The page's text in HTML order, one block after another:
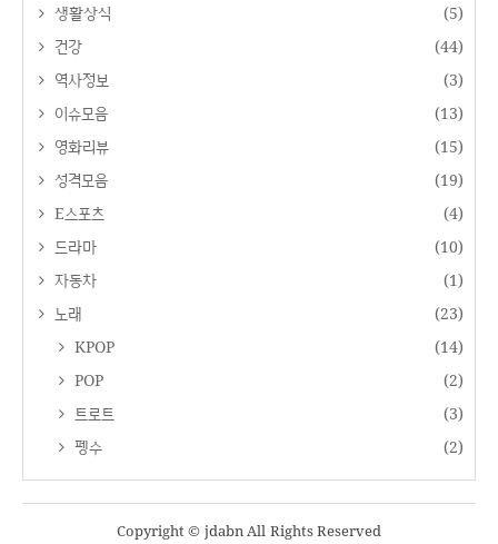
생활상식
(5)
건강
(44)
역사정보
(3)
이슈모음
(13)
영화리뷰
(15)
성격모음
(19)
E스포츠
(4)
드라마
(10)
자동차
(1)
노래
(23)
KPOP
(14)
POP
(2)
트로트
(3)
펭수
(2)
Copyright © jdabn All Rights Reserved